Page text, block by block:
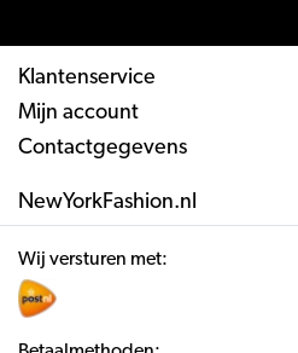
Klantenservice
Mijn account
Contactgegevens
NewYorkFashion.nl
Wij versturen met: